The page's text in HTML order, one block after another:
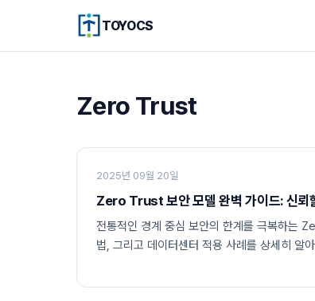
TOYOCS
Zero Trust
2025년 09월 20일
Zero Trust 보안 모델 완벽 가이드: 신뢰
전통적인 경계 중심 보안의 한계를 극복하는
법, 그리고 데이터센터 적용 사례를 상세히 알